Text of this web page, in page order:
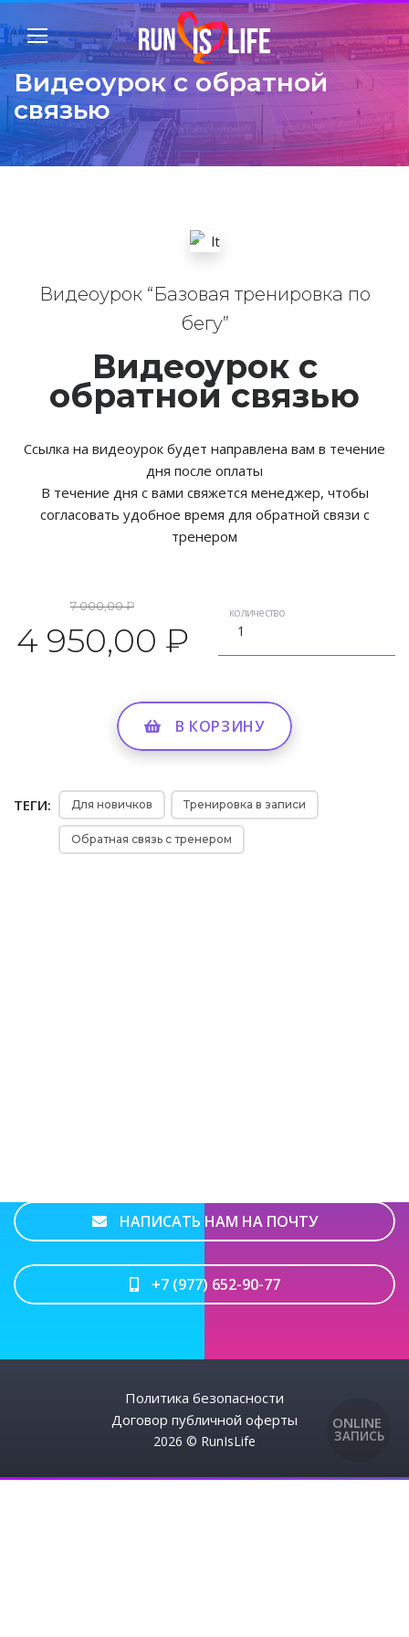
Видеоурок с обратной
связью
Видеоурок “Базовая тренировка по
бегу”
Видеоурок с
обратной связью
Ссылка на видеоурок будет направлена вам в течение
дня после оплаты
В течение дня с вами свяжется менеджер, чтобы
согласовать удобное время для обратной связи с
тренером
7 000,00 ₽
4 950,00 ₽
количество
В КОРЗИНУ
ТЕГИ: Для новичков Тренировка в записи
Обратная связь с тренером
НАПИСАТЬ НАМ НА ПОЧТУ
+7 (977) 652-90-77
Политика безопасности
Договор публичной оферты
2026 © RunIsLife
ONLINE
ЗАПИСЬ